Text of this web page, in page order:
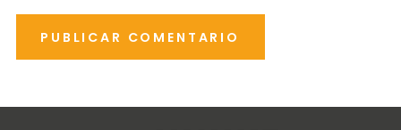
PUBLICAR COMENTARIO